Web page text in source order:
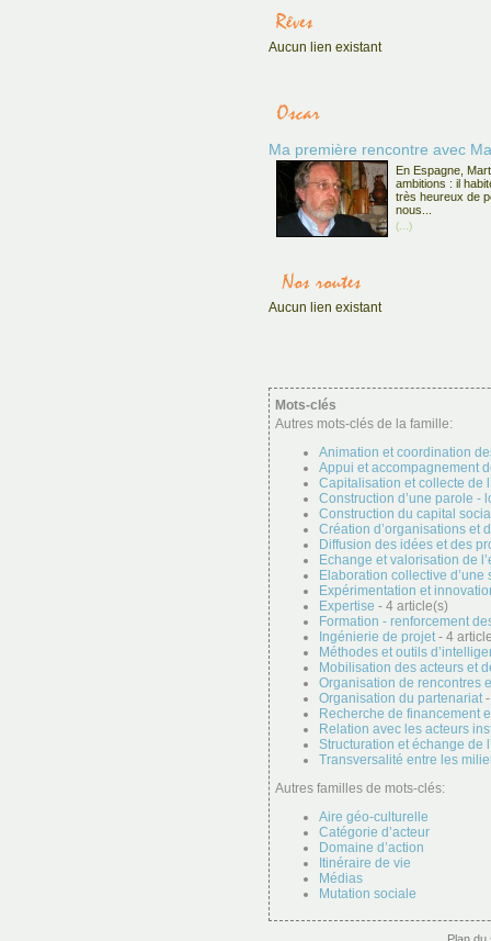
Aucun lien existant
Ma première rencontre avec
En Espagne,
ambitions : il
très heureux de
nous...
(...)
Aucun lien existant
Mots-clés
Autres mots-clés de la famille:
Animation et coordination
Appui et accompagnement
Capitalisation et collecte de
Construction d’une parole -
Construction du capital
Création d’organisations et
Diffusion des idées et des
Echange et valorisation de
Elaboration collective d’une
Expérimentation et
Expertise - 4 article(s)
Formation - renforcement
Ingénierie de projet- 4
Méthodes et outils
Mobilisation des acteurs et
Organisation de rencontres
Organisation du partenariat-
Recherche de financement
Relation avec les acteurs
Structuration et échange de
Transversalité entre les
Autres familles de mots-clés:
Aire géo-culturelle
Catégorie d’acteur
Domaine d’action
Itinéraire de vie
Médias
Mutation sociale